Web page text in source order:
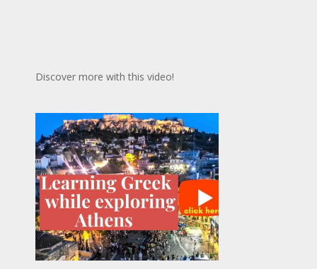
Discover more with this video!